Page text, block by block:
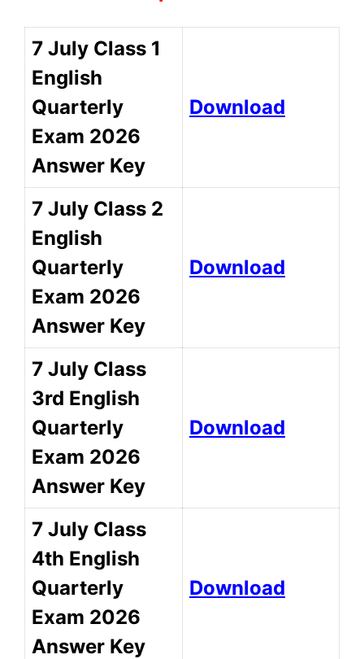
7 July Class 1
English
Quarterly
Exam 2026
Answer Key
Download
7 July Class 2
English
Quarterly
Exam 2026
Answer Key
Download
7 July Class
3rd English
Quarterly
Exam 2026
Answer Key
Download
7 July Class
4th English
Quarterly
Exam 2026
Answer Key
Download